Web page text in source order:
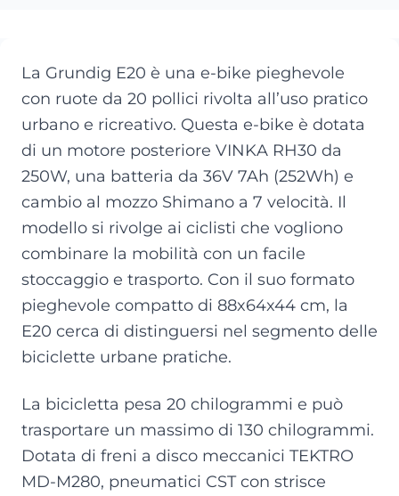
La Grundig E20 è una e-bike pieghevole
con ruote da 20 pollici rivolta all’uso pratico
urbano e ricreativo. Questa e-bike è dotata
di un motore posteriore VINKA RH30 da
250W, una batteria da 36V 7Ah (252Wh) e
cambio al mozzo Shimano a 7 velocità. Il
modello si rivolge ai ciclisti che vogliono
combinare la mobilità con un facile
stoccaggio e trasporto. Con il suo formato
pieghevole compatto di 88x64x44 cm, la
E20 cerca di distinguersi nel segmento delle
biciclette urbane pratiche.
La bicicletta pesa 20 chilogrammi e può
trasportare un massimo di 130 chilogrammi.
Dotata di freni a disco meccanici TEKTRO
MD-M280, pneumatici CST con strisce